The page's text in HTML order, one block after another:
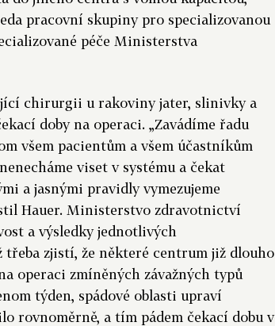
pracovní skupiny pro specializovanou
péče Ministerstva
chirurgii u rakoviny jater, slinivky a
doby na operaci. „Zavádíme řadu
všem pacientům a všem účastníkům
viset v systému a čekat
a jasnými pravidly vymezujeme
Hauer. Ministerstvo zdravotnictví
a výsledky jednotlivých
zjistí, že některé centrum již dlouho
operaci zmíněných závažných typů
týden, spádové oblasti upraví
rovnoměrně, a tím pádem čekací dobu v